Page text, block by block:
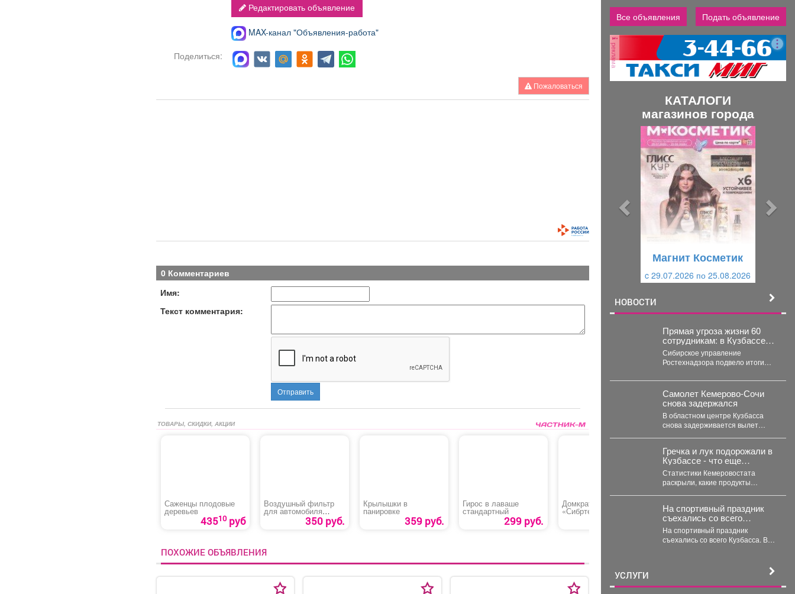
Редактировать объявление
MAX-канал "Объявления-работа"
Поделиться:
Пожаловаться
0 Комментариев
Имя:
Текст комментария:
Отправить
ТОВАРЫ, СКИДКИ, АКЦИИ
Саженцы плодовые
деревьев
43510руб
Воздушный фильтр
для автомобиля
«Hyundai Elantra»350 руб.
Крылышки в
панировке
359 руб.
Гирос в лаваше
стандартный
299 руб.
Домкрат бутылочный
«Сибртех 50806»
Масляный фильтр
для автомобилей
«Hyundai, Kia»250 руб.
ПОХОЖИЕ ОБЪЯВЛЕНИЯ
Все объявления Подать объявление
реклама
КАТАЛОГИ
магазинов города
Магнит Косметик
c 29.07.2026 по 25.08.2026
НОВОСТИ
Прямая угроза жизни 60
сотрудникам: в Кузбассе
закрыли еще 3 шахты
Сибирское управление
Ростехнадзора подвело итоги
Кузбасса. Как сообщает
официальный представитель...
Самолет Кемерово-Сочи
снова задержался
В областном центре Кузбасса
снова задерживается вылет
Гречка и лук подорожали в
Кузбассе - что еще
взлетело в цене
Статистики Кемеровостата
раскрыли, какие продукты
Специалисты Кемеровостата...
На спортивный праздник
съехались со всего
Кузбасса.
На спортивный праздник
съехались со всего Кузбасса. В
УСЛУГИ